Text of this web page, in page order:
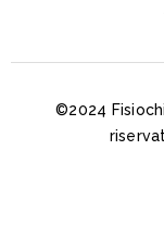
©2024